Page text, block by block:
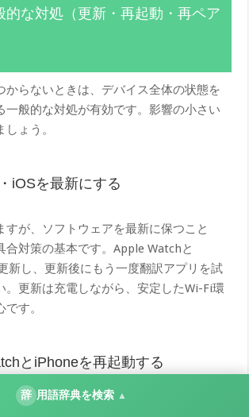
的な対処（更新・再起動・再ペア
からないときは、デバイス全体の状態を
一般的な対処が有効です。影響の小さい
ょう。
iOSを最新にする
すが、ソフトウェアを最新に保つこと
合対策の基本です。Apple Watchと
新し、更新後にもう一度翻訳アプリを試
。更新は充電しながら、安定したWi-Fi環
す。
とiPhoneを再起動する
、再起動で解消することがよくありま
辞 用語辞典を検索 ▲